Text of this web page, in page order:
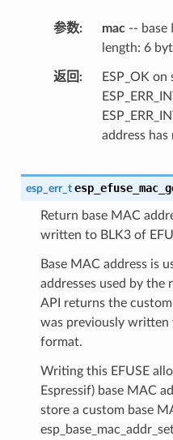
参数 mac-- base
length: 6
返回
ESP_OK on
address
esp_err_t
Return base MAC
written to BLK3 of
Base MAC address is
addresses used by
API returns the
was previously written
format.
Writing this EFUSE
Espressif) base MAC
store a custom base